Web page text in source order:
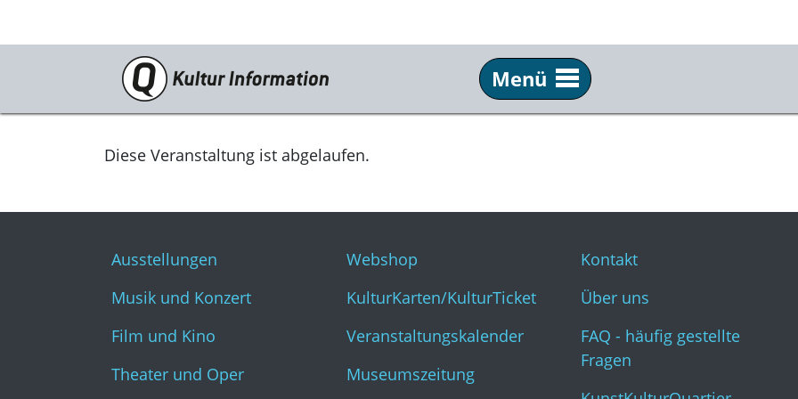
Menü
Veranstaltungen
Ausstellungen
Theater und Oper
Literatur
Service
Museumszeitung
Diese Veranstaltung ist abgelaufen.
Ausstellungen
Musik und Konzert
Film und Kino
Theater und Oper
Webshop
KulturKarten/KulturTicket
Veranstaltungskalender
Museumszeitung
Kontakt
Über uns
FAQ - häufig gestellte
Fragen